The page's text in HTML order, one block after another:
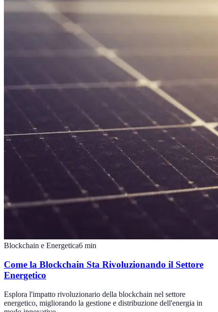
Blockchain e Energetica6 min
Come la Blockchain Sta Rivoluzionando il Settore
Energetico
Esplora l'impatto rivoluzionario della blockchain nel settore
energetico, migliorando la gestione e distribuzione dell'energia in